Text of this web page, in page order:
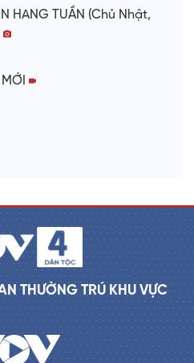
HANG TUẦN (Chủ Nhật,
THƯỜNG TRÚ KHU VỰC